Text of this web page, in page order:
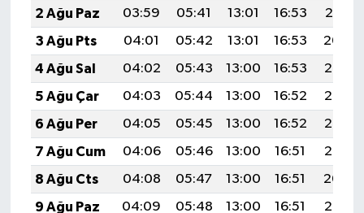
2 Ağu Paz
03:59 05:41 13:01 16:53
20:10
3 Ağu Pts
04:01 05:42 13:01 16:53
20:09
4 Ağu Sal
04:02 05:43 13:00 16:53
20:08
5 Ağu Çar
04:03 05:44 13:00 16:52
20:07
6 Ağu Per
04:05 05:45 13:00 16:52
20:06
7 Ağu Cum
04:06 05:46 13:00 16:51
20:05
8 Ağu Cts
04:08 05:47 13:00 16:51
20:04
9 Ağu Paz
04:09 05:48 13:00 16:51
20:02